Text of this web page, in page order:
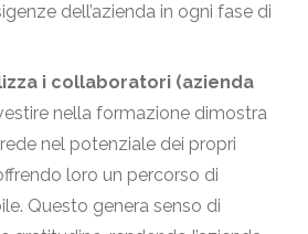
dell’azienda in ogni fase di
i collaboratori (azienda
nella formazione dimostra
nel potenziale dei propri
loro un percorso di
Questo genera senso di